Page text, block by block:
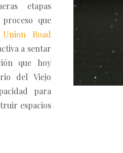
etapas
que
Road
a sentar
que hoy
del Viejo
para
espacios